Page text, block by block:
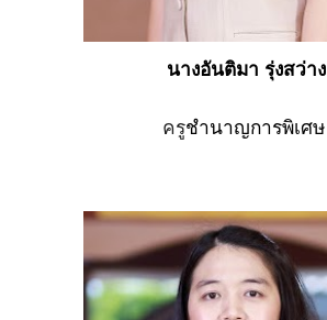
นางอันติมา รุ่งสว่าง
ครูชำนาญการพิเศษ